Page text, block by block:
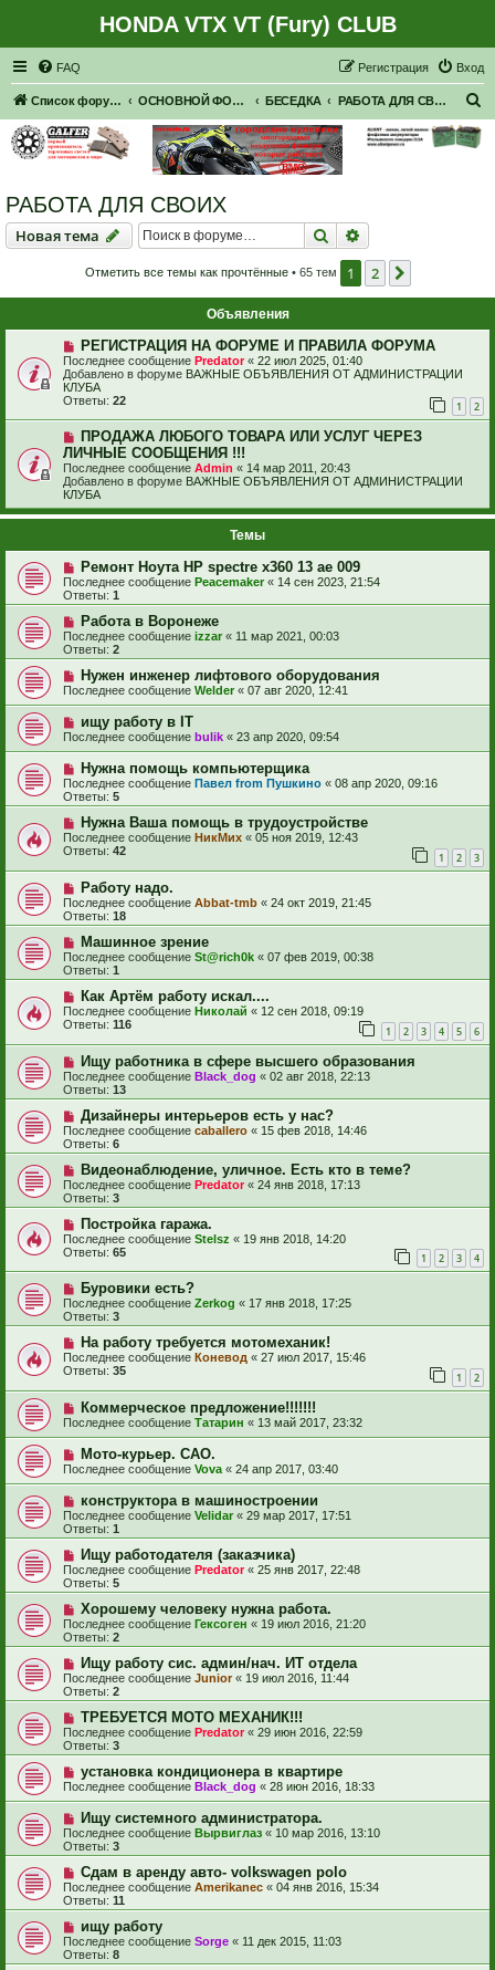
HONDA VTX VT (Fury) CLUB
FAQ Вход
Регистрация
Список форумов ОСНОВНОЙ ФОРУМ БЕСЕДКА РАБОТА ДЛЯ СВОИХ
РАБОТА ДЛЯ СВОИХ
Новая тема
Новаятема Поиск
Отметить все темы как прочтённые• 65 тем 1 2
Объявления
РЕГИСТРАЦИЯ НА ФОРУМЕ И ПРАВИЛА ФОРУМА
Последнее сообщение Predator« 22 июл 2025, 01:40
Добавлено в форуме ВАЖНЫЕ ОБЪЯВЛЕНИЯ ОТ АДМИНИСТРАЦИИ
КЛУБА
Ответы: 22 1 2
ПРОДАЖА ЛЮБОГО ТОВАРА ИЛИ УСЛУГ ЧЕРЕЗ
ЛИЧНЫЕ СООБЩЕНИЯ !!!
Последнее сообщение Admin « 14 мар 2011, 20:43
Добавлено в форуме ВАЖНЫЕ ОБЪЯВЛЕНИЯ ОТ АДМИНИСТРАЦИИ
КЛУБА
Темы
Ремонт Ноута HP spectre x360 13 ae 009
Последнее сообщение Peacemaker« 14 сен 2023, 21:54
Ответы: 1
Работа в Воронеже
Последнее сообщение izzar « 11 мар 2021, 00:03
Ответы: 2
Нужен инженер лифтового оборудования
Последнее сообщение Welder« 07 авг 2020, 12:41
ищу работу в IT
Последнее сообщение bulik « 23 апр 2020, 09:54
Нужна помощь компьютерщика
Последнее сообщение Павел from Пушкино « 08 апр 2020, 09:16
Ответы: 5
Нужна Ваша помощь в трудоустройстве
Последнее сообщение НикМих « 05 ноя 2019, 12:43
Ответы: 42 1 2 3
Работу надо.
Последнее сообщение Abbat-tmb « 24 окт 2019, 21:45
Ответы: 18
Машинное зрение
Последнее сообщение St@rich0k « 07 фев 2019, 00:38
Ответы: 1
Как Артём работу искал....
Последнее сообщение Николай « 12 сен 2018, 09:19
Ответы: 116 1 2 3 4 5 6
Ищу работника в сфере высшего образования
Последнее сообщение Black_dog « 02 авг 2018, 22:13
Ответы: 13
Дизайнеры интерьеров есть у нас?
Последнее сообщение caballero « 15 фев 2018, 14:46
Ответы: 6
Видеонаблюдение, уличное. Есть кто в теме?
Последнее сообщение Predator« 24 янв 2018, 17:13
Ответы: 3
Постройка гаража.
Последнее сообщение Stelsz « 19 янв 2018, 14:20
Ответы: 65 1 2 3 4
Буровики есть?
Последнее сообщение Zerkog « 17 янв 2018, 17:25
Ответы: 3
На работу требуется мотомеханик!
Последнее сообщение Коневод « 27 июл 2017, 15:46
Ответы: 35 1 2
Коммерческое предложение!!!!!!!
Последнее сообщение Татарин « 13 май 2017, 23:32
Мото-курьер. САО.
Последнее сообщение Vova « 24 апр 2017, 03:40
конструктора в машиностроении
Последнее сообщение Velidar « 29 мар 2017, 17:51
Ответы: 1
Ищу работодателя (заказчика)
Последнее сообщение Predator« 25 янв 2017, 22:48
Ответы: 5
Хорошему человеку нужна работа.
Последнее сообщение Гексоген « 19 июл 2016, 21:20
Ответы: 2
Ищу работу сис. админ/нач. ИТ отдела
Последнее сообщение Junior« 19 июл 2016, 11:44
Ответы: 2
ТРЕБУЕТСЯ МОТО МЕХАНИК!!!
Последнее сообщение Predator« 29 июн 2016, 22:59
Ответы: 3
установка кондиционера в квартире
Последнее сообщение Black_dog « 28 июн 2016, 18:33
Ищу системного администратора.
Последнее сообщение Вырвиглаз « 10 мар 2016, 13:10
Ответы: 3
Сдам в аренду авто- volkswagen polo
Последнее сообщение Amerikanec « 04 янв 2016, 15:34
Ответы: 11
ищу работу
Последнее сообщение Sorge « 11 дек 2015, 11:03
Ответы: 8